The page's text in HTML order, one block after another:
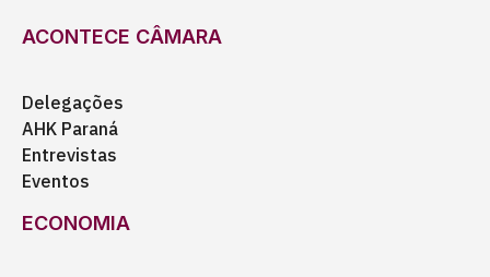
ACONTECE CÂMARA
Delegações
AHK Paraná
Entrevistas
Eventos
ECONOMIA